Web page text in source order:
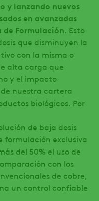
y lanzando nuevos
en avanzadas
de Formulación. Esto
que disminuyen la
con la misma o
alta carga que
y el impacto
nuestra cartera
biológicos. Por
de baja dosis
formulación exclusiva
del 50% el uso de
con los
de cobre,
un control confiable